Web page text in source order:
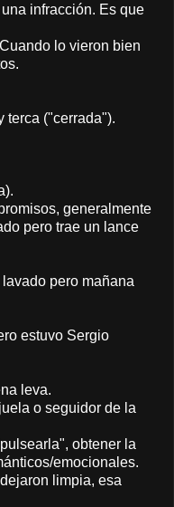
infracción. Es que
lo vieron bien
terca ("cerrada").
generalmente
pero trae un lance
pero mañana
estuvo Sergio
leva.
o seguidor de la
obtener la
emocionales.
limpia, esa